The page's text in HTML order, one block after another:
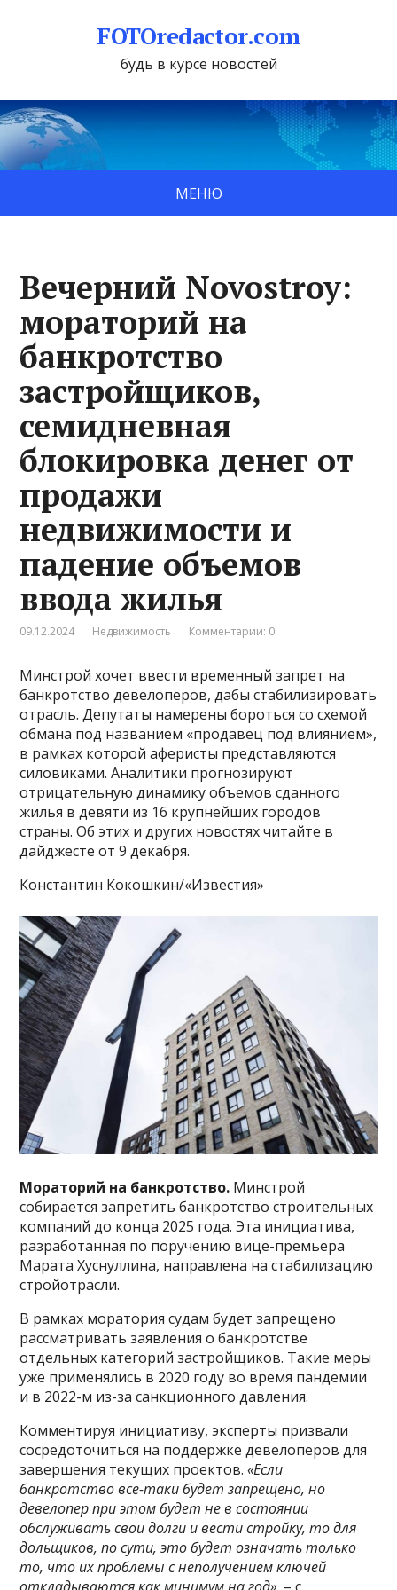
FOTOredactor.com
будь в курсе новостей
МЕНЮ
Вечерний Novostroy:
мораторий на
банкротство
застройщиков,
семидневная
блокировка денег от
продажи
недвижимости и
падение объемов
ввода жилья
09.12.2024 Недвижимость Комментарии: 0
Минстрой хочет ввести временный запрет на
банкротство девелоперов, дабы стабилизировать
отрасль. Депутаты намерены бороться со схемой
обмана под названием «продавец под влиянием»,
в рамках которой аферисты представляются
силовиками. Аналитики прогнозируют
отрицательную динамику объемов сданного
жилья в девяти из 16 крупнейших городов
страны. Об этих и других новостях читайте в
дайджесте от 9 декабря.
Константин Кокошкин/«Известия»
Мораторий на банкротство. Минстрой
собирается запретить банкротство строительных
компаний до конца 2025 года. Эта инициатива,
разработанная по поручению вице-премьера
Марата Хуснуллина, направлена на стабилизацию
стройотрасли.
В рамках моратория судам будет запрещено
рассматривать заявления о банкротстве
отдельных категорий застройщиков. Такие меры
уже применялись в 2020 году во время пандемии
и в 2022-м из-за санкционного давления.
Комментируя инициативу, эксперты призвали
сосредоточиться на поддержке девелоперов для
завершения текущих проектов.«Если
банкротство все-таки будет запрещено, но
девелопер при этом будет не в состоянии
обслуживать свои долги и вести стройку, то для
дольщиков, по сути, это будет означать только
то, что их проблемы с неполучением ключей